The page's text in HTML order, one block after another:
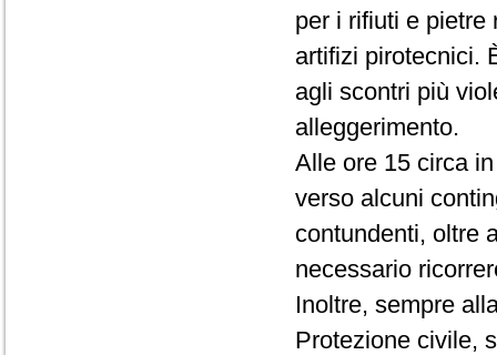
per i rifiuti e pietre
artifizi pirotecnici.
agli scontri più
alleggerimento.
Alle ore 15 circa
verso alcuni
contundenti, oltre
necessario
Inoltre, sempre
Protezione civile,